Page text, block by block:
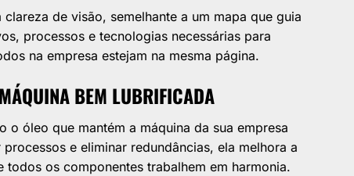
de visão, semelhante a um mapa que guia
processos e tecnologias necessárias para
na empresa estejam na mesma página.
BEM LUBRIFICADA
o óleo que mantém a máquina da sua empresa
e eliminar redundâncias, ela melhora a
os componentes trabalhem em harmonia.